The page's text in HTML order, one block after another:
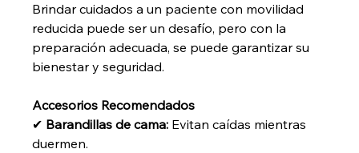
Brindar cuidados a un paciente con movilidad
reducida puede ser un desafío, pero con la
preparación adecuada, se puede garantizar su
bienestar y seguridad.
Accesorios Recomendados
✔ Barandillas de cama: Evitan caídas mientras
duermen.